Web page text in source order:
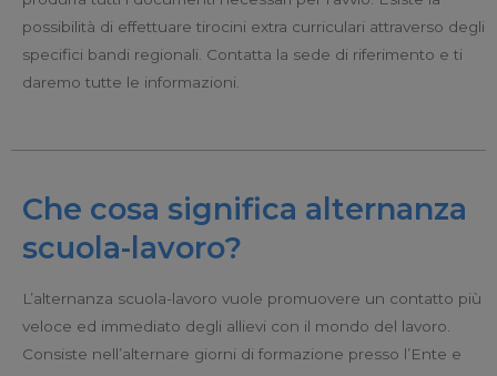
possibilità di effettuare tirocini extra curriculari attraverso degli
specifici bandi regionali. Contatta la sede di riferimento e ti
daremo tutte le informazioni.
Che cosa significa alternanza
scuola-lavoro?
L’alternanza scuola-lavoro vuole promuovere un contatto più
veloce ed immediato degli allievi con il mondo del lavoro.
Consiste nell’alternare giorni di formazione presso l’Ente e